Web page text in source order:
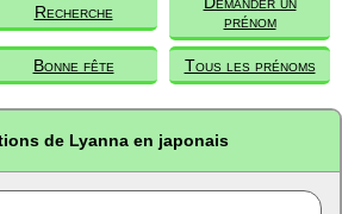
Recherche
prénom
Bonne fête Tous les prénoms
de Lyanna en japonais